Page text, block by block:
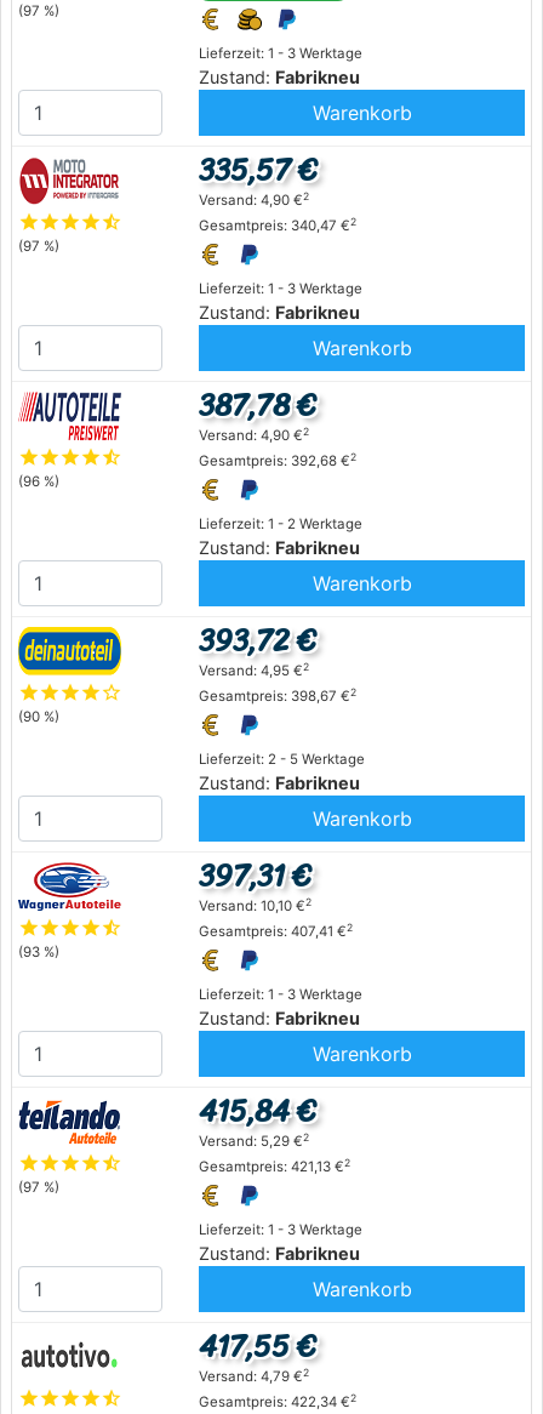
(97 %)
Lieferzeit: 1 - 3 Werktage
Zustand: Fabrikneu
Warenkorb
starstarstarstarstar_half
(97 %)
Lieferzeit: 1 - 3 Werktage
Zustand: Fabrikneu
335,57 €
Versand: 4,90 €2
Gesamtpreis: 340,47 €2
Warenkorb
starstarstarstarstar_half
(96 %)
Lieferzeit: 1 - 2 Werktage
Zustand: Fabrikneu
387,78 €
Versand: 4,90 €2
Gesamtpreis: 392,68 €2
Warenkorb
starstarstarstarstar_outline
(90 %)
Lieferzeit: 2 - 5 Werktage
Zustand: Fabrikneu
393,72 €
Versand: 4,95 €2
Gesamtpreis: 398,67 €2
Warenkorb
starstarstarstarstar_half
(93 %)
Lieferzeit: 1 - 3 Werktage
Zustand: Fabrikneu
397,31 €
Versand: 10,10 €2
Gesamtpreis: 407,41 €2
Warenkorb
starstarstarstarstar_half
(97 %)
Lieferzeit: 1 - 3 Werktage
Zustand: Fabrikneu
415,84 €
Versand: 5,29 €2
Gesamtpreis: 421,13 €2
Warenkorb
starstarstarstarstar_half
417,55 €
Versand: 4,79 €2
Gesamtpreis: 422,34 €2